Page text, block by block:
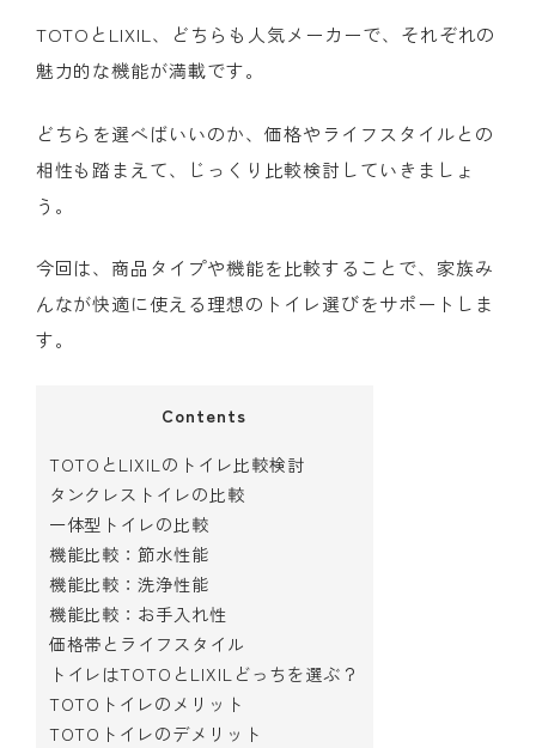
TOTOとLIXIL、どちらも人気メーカーで、それぞれの
魅力的な機能が満載です。
どちらを選べばいいのか、価格やライフスタイルとの
相性も踏まえて、じっくり比較検討していきましょ
う。
今回は、商品タイプや機能を比較することで、家族み
んなが快適に使える理想のトイレ選びをサポートしま
す。
Contents
TOTOとLIXILのトイレ比較検討
タンクレストイレの比較
一体型トイレの比較
機能比較：節水性能
機能比較：洗浄性能
機能比較：お手入れ性
価格帯とライフスタイル
トイレはTOTOとLIXILどっちを選ぶ？
TOTOトイレのメリット
TOTOトイレのデメリット